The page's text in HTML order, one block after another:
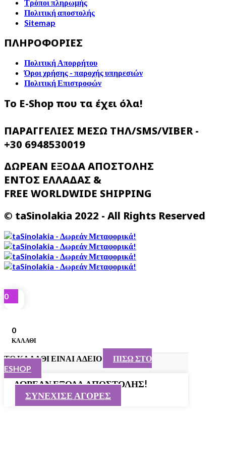
Τρόποι πληρωμής
Πολιτική αποστολής
Sitemap
ΠΛΗΡΟΦΟΡΙΕΣ
Πολιτική Απορρήτου
Όροι χρήσης - παροχής υπηρεσιών
Πολιτική Επιστροφών
Το E-Shop που τα έχει όλα!
ΠΑΡΑΓΓΕΛΙΕΣ ΜΕΣΩ ΤΗΛ/SMS/VIBER -
+30 6948530019
ΔΩΡΕΑΝ ΕΞΟΔΑ ΑΠΟΣΤΟΛΗΣ
ENTOΣ ΕΛΛΑΔΑΣ &
FREE WORLDWIDE SHIPPING
© taSinolakia 2022 - All Rights Reserved
0
0
ΚΑΛΑΘΙ
ΤΟ ΚΑΛΑΘΙ ΕΙΝΑΙ ΑΔΕΙΟ
ΠΙΣΩ ΣΤΟ
ESHOP
ΔΩΡΕΑΝ ΕΞΟΔΑ ΑΠΟΣΤΟΛΗΣ!
ΣΥΝΕΧΙΣΕ ΑΓΟΡΕΣ